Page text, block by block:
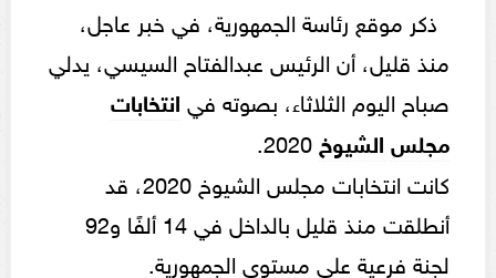
ذكر موقع رئاسة الجمهورية، في خبر عاجل،
منذ قليل، أن الرئيس عبدالفتاح السيسي، يدلي
صباح اليوم الثلاثاء، بصوته في انتخابات
مجلس الشيوخ2020.
كانت انتخابات مجلس الشيوخ 2020، قد
أنطلقت منذ قليل بالداخل في 14 ألفًا و92
لجنة فرعية على مستوى الجمهورية.